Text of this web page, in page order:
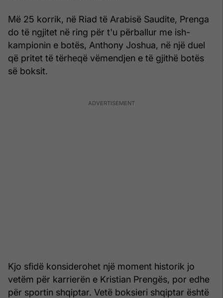
Më 25 korrik, në Riad të Arabisë Saudite, Prenga
do të ngjitet në ring për t'u përballur me ish-
kampionin e botës, Anthony Joshua, në një duel
që pritet të tërheqë vëmendjen e të gjithë botës
së boksit.
Kjo sfidë konsiderohet një moment historik jo
vetëm për karrierën e Kristian Prengës, por edhe
për sportin shqiptar. Vetë boksieri shqiptar është